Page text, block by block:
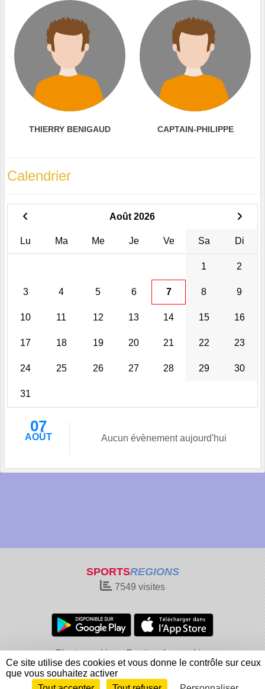
THIERRY BENIGAUD CAPTAIN-PHILIPPE
Calendrier
Août 2026
Lu Ma Me Je Ve Sa Di
1 2
3 4 5 6 7 8 9
10 11 12 13 14 15 16
17 18 19 20 21 22 23
24 25 26 27 28 29 30
31
07
AOÛT Aucun évènement aujourd'hui
SPORTSREGIONS
7549 visites
Charte cookies
Gestion des cookies
Informations légales
Signaler un contenu inapproprié
Ce site utilise des cookies et vous donne le contrôle sur ceux
que vous souhaitez activer